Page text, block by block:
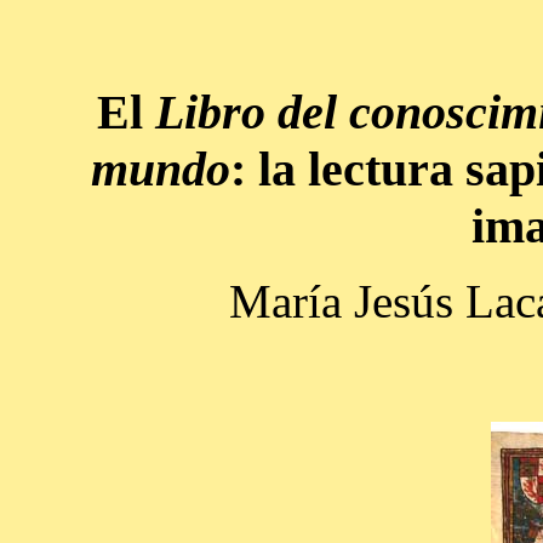
ElLibro del
mundo: la lectura
María Jesús